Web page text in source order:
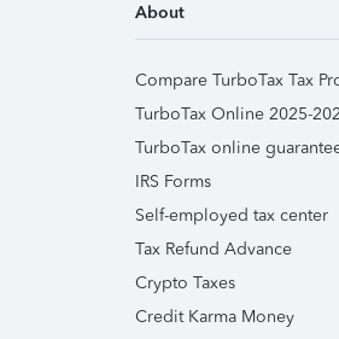
About
Compare TurboTax Tax
TurboTax Online 2025-
TurboTax online
IRS Forms
Self-employed tax center
Tax Refund Advance
Crypto Taxes
Credit Karma Money